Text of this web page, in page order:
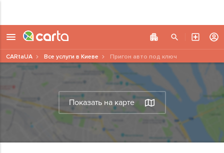
Показать на карте
CARtaUA Все услуги в Киеве Пригон авто под ключ